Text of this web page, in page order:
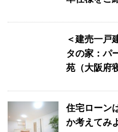
＜建売一戸
タの家：パ
苑（大阪府
住宅ローン
か考えてみ